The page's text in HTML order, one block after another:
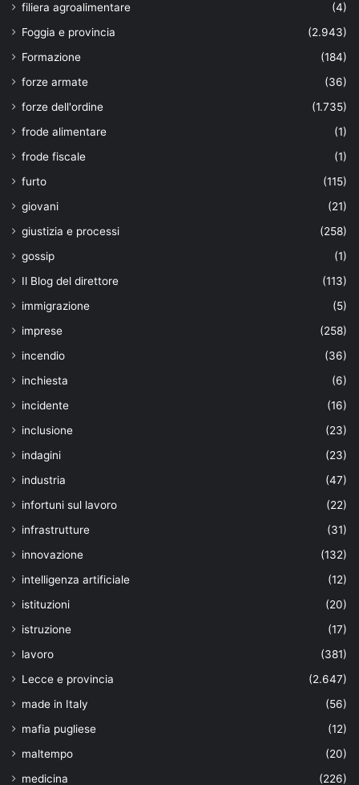
filiera agroalimentare
(4)
Foggia e provincia
(2.943)
Formazione
(184)
forze armate
(36)
forze dell'ordine
(1.735)
frode alimentare
(1)
frode fiscale
(1)
furto
(115)
giovani
(21)
giustizia e processi
(258)
gossip
(1)
Il Blog del direttore
(113)
immigrazione
(5)
imprese
(258)
incendio
(36)
inchiesta
(6)
incidente
(16)
inclusione
(23)
indagini
(23)
industria
(47)
infortuni sul lavoro
(22)
infrastrutture
(31)
innovazione
(132)
intelligenza artificiale
(12)
istituzioni
(20)
istruzione
(17)
lavoro
(381)
Lecce e provincia
(2.647)
made in Italy
(56)
mafia pugliese
(12)
maltempo
(20)
medicina
(226)